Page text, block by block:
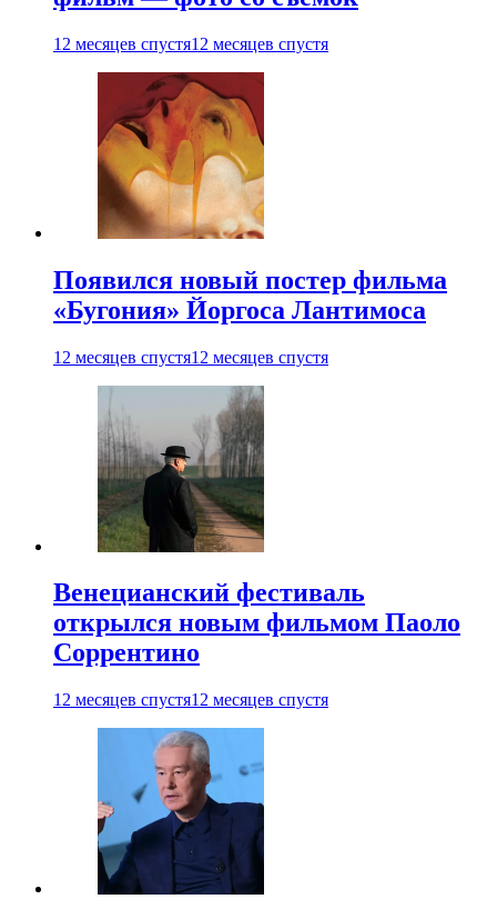
12 месяцев спустя12 месяцев спустя
Появился новый постер фильма
«Бугония» Йоргоса Лантимоса
12 месяцев спустя12 месяцев спустя
Венецианский фестиваль
открылся новым фильмом Паоло
Соррентино
12 месяцев спустя12 месяцев спустя